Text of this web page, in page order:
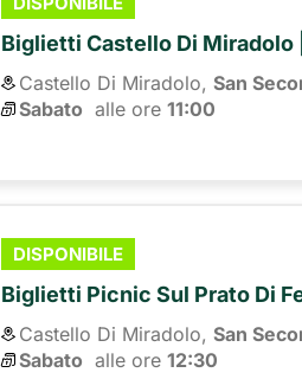
Biglietti Castello Di Miradolo
Castello Di Miradolo, San
Sabato alle ore 11:00
DISPONIBILE
Biglietti Picnic Sul Prato Di
Castello Di Miradolo, San
Sabato alle ore 12:30